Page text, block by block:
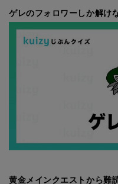
ゲレのフォロワーしか解け
黄金メインクエストから難